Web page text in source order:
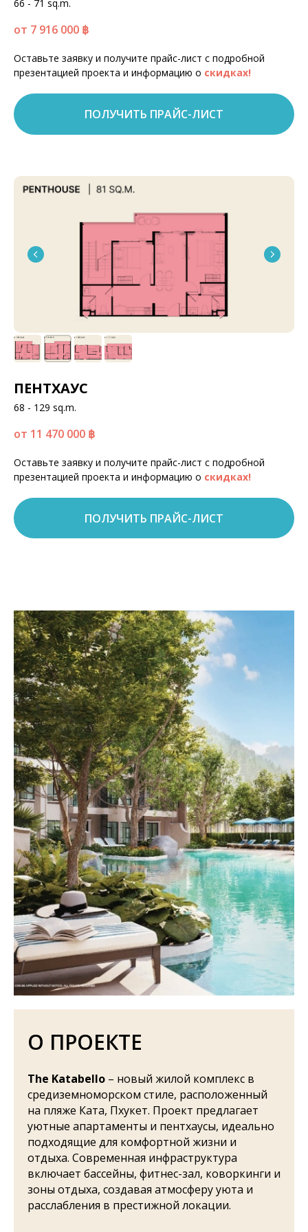
66 - 71 sq.m.
от 7 916 000 ฿
Оставьте заявку и получите прайс-лист с подробной
презентацией проекта и информацию о скидках!
ПОЛУЧИТЬ ПРАЙС-ЛИСТ
ПЕНТХАУС
68 - 129 sq.m.
от 11 470 000 ฿
Оставьте заявку и получите прайс-лист с подробной
презентацией проекта и информацию о скидках!
ПОЛУЧИТЬ ПРАЙС-ЛИСТ
О ПРОЕКТЕ
The Katabello – новый жилой комплекс в
средиземноморском стиле, расположенный
на пляже Ката, Пхукет. Проект предлагает
уютные апартаменты и пентхаусы, идеально
подходящие для комфортной жизни и
отдыха. Современная инфраструктура
включает бассейны, фитнес-зал, коворкинги и
зоны отдыха, создавая атмосферу уюта и
расслабления в престижной локации.